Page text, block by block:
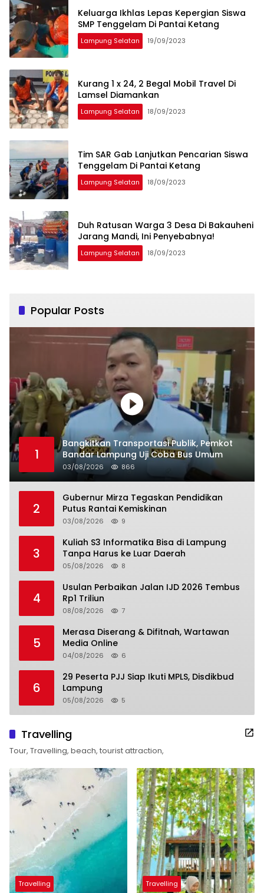
Keluarga Ikhlas Lepas Kepergian Siswa
SMP Tenggelam Di Pantai Ketang
Lampung Selatan 19/09/2023
Kurang 1 x 24, 2 Begal Mobil Travel Di
Lamsel Diamankan
Lampung Selatan 18/09/2023
Tim SAR Gab Lanjutkan Pencarian Siswa
Tenggelam Di Pantai Ketang
Lampung Selatan 18/09/2023
Duh Ratusan Warga 3 Desa Di Bakauheni
Jarang Mandi, Ini Penyebabnya!
Lampung Selatan 18/09/2023
Popular Posts
1
Bangkitkan Transportasi Publik, Pemkot
Bandar Lampung Uji Coba Bus Umum
03/08/2026 866
2
Gubernur Mirza Tegaskan Pendidikan
Putus Rantai Kemiskinan
03/08/2026 9
3
Kuliah S3 Informatika Bisa di Lampung
Tanpa Harus ke Luar Daerah
05/08/2026 8
4
Usulan Perbaikan Jalan IJD 2026 Tembus
Rp1 Triliun
08/08/2026 7
5
Merasa Diserang & Difitnah, Wartawan
Media Online
04/08/2026 6
6
29 Peserta PJJ Siap Ikuti MPLS, Disdikbud
Lampung
05/08/2026 5
Travelling
Tour, Travelling, beach, tourist attraction,
Travelling Travelling